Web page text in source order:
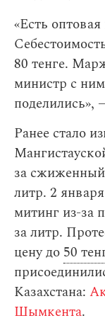
«Есть
80 тенге.
министр c
поделились»,
Ранее стало
за сжиженный
литр. 2
митинг из-за
за литр.
цену до 50
Казахстана:
Шымкента.